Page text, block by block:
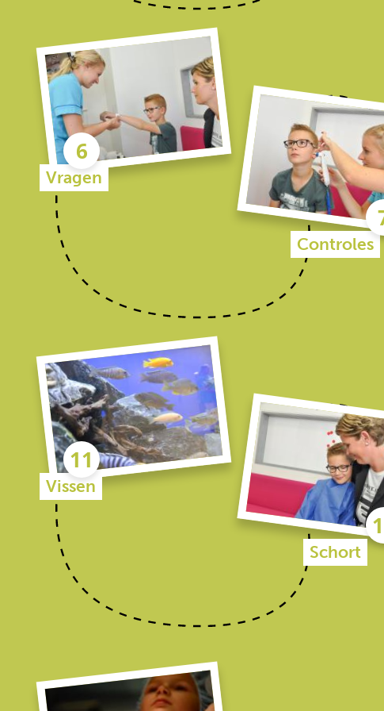
Vragen
Controles
Vissen
Schort